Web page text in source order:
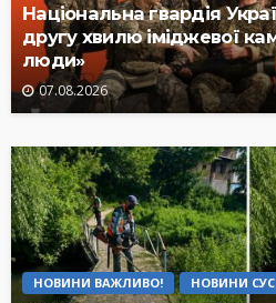
Національна гвардія
другу хвилю іміджевої
люди»
07.08.2026
НОВИНИ ВАЖЛИВО! НОВИНИ